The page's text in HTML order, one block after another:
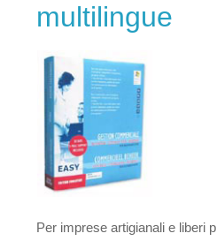
multilingue
Per imprese artigianali e liberi